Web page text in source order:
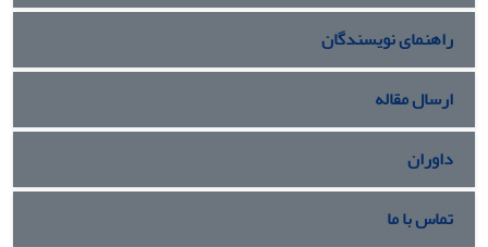
راهنمای نویسندگان
ارسال مقاله
داوران
تماس با ما